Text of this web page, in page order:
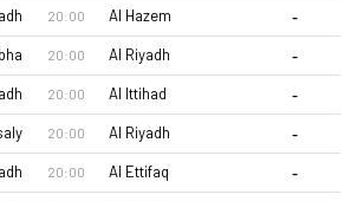
20:00 Al Hazem -
20:00 Al Riyadh -
20:00 Al Ittihad -
20:00 Al Riyadh -
20:00 Al Ettifaq -